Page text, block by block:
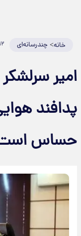
خانه> چندرسانه‌ای ۱۲ تیر ۱۴۰۴
امیر
پدافند
حساس